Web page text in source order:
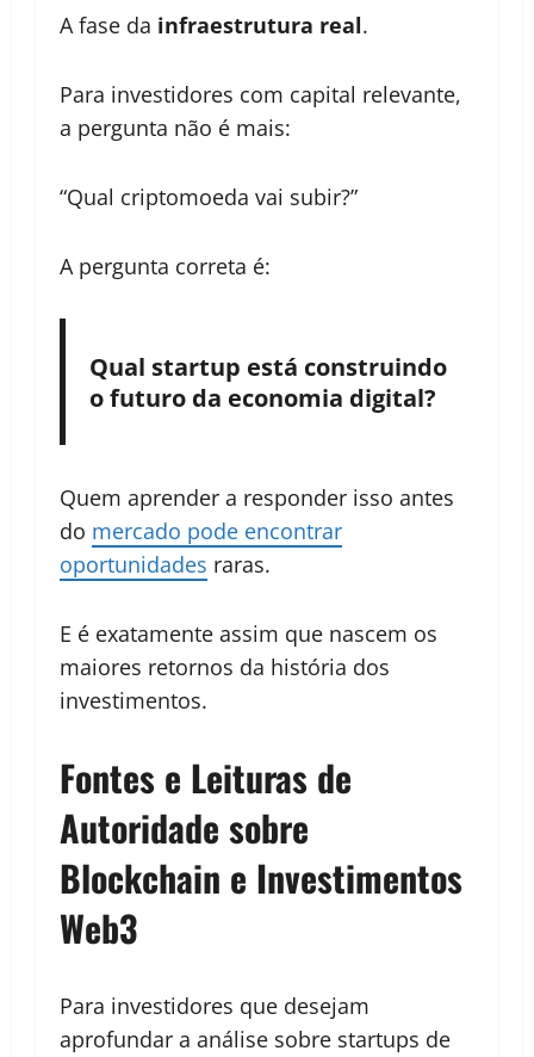
A fase da infraestrutura real.
Para investidores com capital relevante,
a pergunta não é mais:
“Qual criptomoeda vai subir?”
A pergunta correta é:
Qual startup está construindo
o futuro da economia digital?
Quem aprender a responder isso antes
do mercado pode encontrar
oportunidades raras.
E é exatamente assim que nascem os
maiores retornos da história dos
investimentos.
Fontes e Leituras de
Autoridade sobre
Blockchain e Investimentos
Web3
Para investidores que desejam
aprofundar a análise sobre startups de